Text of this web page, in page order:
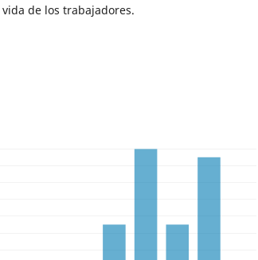
de los trabajadores.